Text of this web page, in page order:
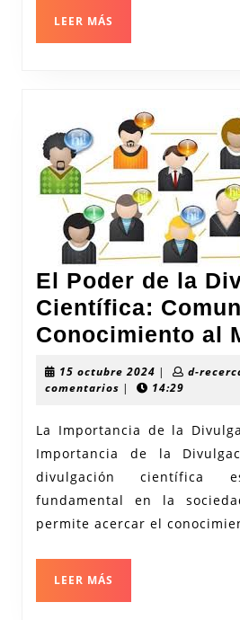
LEER MÁS
El Poder de la
Científica:
Conocimiento al
15 octubre 2024 15
octubre
| d-
comentarios | 14:29
La Importancia de la
Importancia de la
divulgación científica
fundamental en la
permite acercar el
LEER MÁS